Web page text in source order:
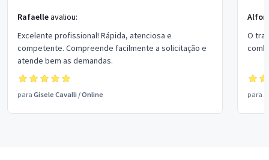
Rafaelleavaliou:
Excelente profissional! Rápida, atenciosa e
competente. Compreende facilmente a solicitação e
atende bem as demandas.
para Gisele Cavalli /Online
O
para